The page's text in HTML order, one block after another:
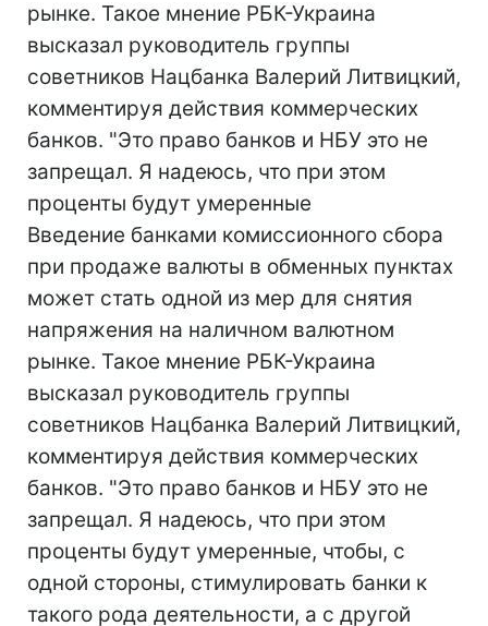
рынке. Такое мнение РБК-Украина
высказал руководитель группы
советников Нацбанка Валерий Литвицкий,
комментируя действия коммерческих
банков. "Это право банков и НБУ это не
запрещал. Я надеюсь, что при этом
проценты будут умеренные
Введение банками комиссионного сбора
при продаже валюты в обменных пунктах
может стать одной из мер для снятия
напряжения на наличном валютном
рынке. Такое мнение РБК-Украина
высказал руководитель группы
советников Нацбанка Валерий Литвицкий,
комментируя действия коммерческих
банков. "Это право банков и НБУ это не
запрещал. Я надеюсь, что при этом
проценты будут умеренные, чтобы, с
одной стороны, стимулировать банки к
такого рода деятельности, а с другой